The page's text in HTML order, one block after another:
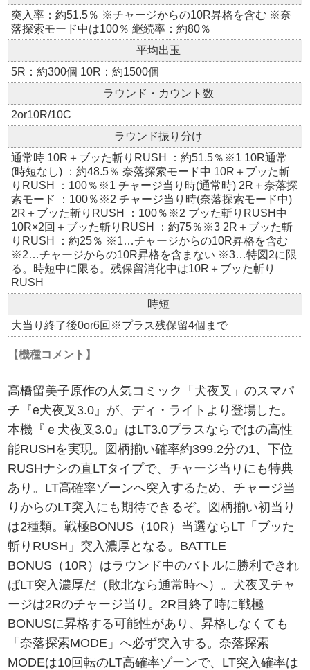
突入率：約51.5％ ※チャージからの10R昇格を含む ※奈
落探索モード中は100％ 継続率：約80％
平均出玉
5R：約300個 10R：約1500個
ラウンド・カウント数
2or10R/10C
ラウンド振り分け
通常時 10R＋ブッた斬りRUSH ：約51.5％※1 10R通常
(時短なし) ：約48.5％ 奈落探索モード中 10R＋ブッた斬
りRUSH ：100％※1 チャージ当り時(通常時) 2R＋奈落探
索モード ：100％※2 チャージ当り時(奈落探索モード中)
2R＋ブッた斬りRUSH ：100％※2 ブッた斬りRUSH中
10R×2回＋ブッた斬りRUSH ：約75％※3 2R＋ブッた斬
りRUSH ：約25％ ※1…チャージからの10R昇格を含む
※2…チャージからの10R昇格を含まない ※3…特図2に限
る。時短中に限る。残保留消化中は10R＋ブッた斬り
RUSH
時短
大当り終了後0or6回※プラス残保留4個まで
【機種コメント】
高橋留美子原作の人気コミック「犬夜叉」のスマパ
チ『e犬夜叉3.0』が、ディ・ライトより登場した。
本機『ｅ犬夜叉3.0』はLT3.0プラスならではの高性
能RUSHを実現。図柄揃い確率約399.2分の1、下位
RUSHナシの直LTタイプで、チャージ当りにも特典
あり。LT高確率ゾーンへ突入するため、チャージ当
りからのLT突入にも期待できるぞ。図柄揃い初当り
は2種類。戦極BONUS（10R）当選ならLT「ブッた
斬りRUSH」突入濃厚となる。BATTLE
BONUS（10R）はラウンド中のバトルに勝利できれ
ばLT突入濃厚だ（敗北なら通常時へ）。犬夜叉チャ
ージは2Rのチャージ当り。2R目終了時に戦極
BONUSに昇格する可能性があり、昇格しなくても
「奈落探索MODE」へ必ず突入する。奈落探索
MODEは10回転のLT高確率ゾーンで、LT突入確率は